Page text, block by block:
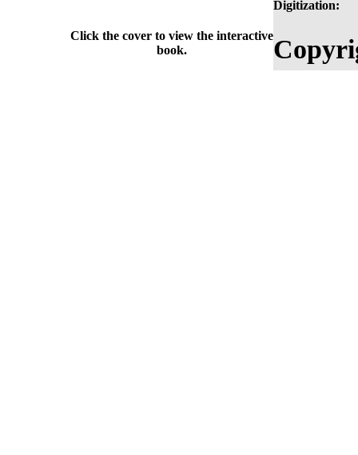
Digitization:
Click the cover to view the interactive
book.